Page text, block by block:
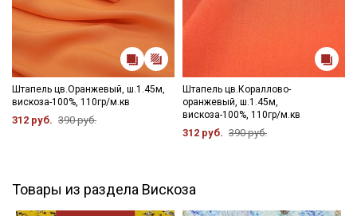
Штапель цв.Оранжевый, ш.1.45м,
вискоза-100%, 110гр/м.кв
312 руб. 390 руб.
Штапель цв.Кораллово-
оранжевый, ш.1.45м,
вискоза-100%, 110гр/м.кв
312 руб. 390 руб.
Товары из раздела Вискоза